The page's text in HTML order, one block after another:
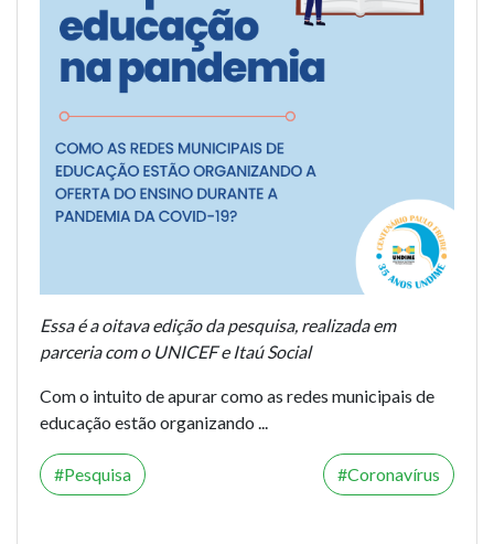
Essa é a oitava edição da pesquisa, realizada em
parceria com o UNICEF e Itaú Social
Com o intuito de apurar como as redes municipais de
educação estão organizando ...
Pesquisa Coronavírus